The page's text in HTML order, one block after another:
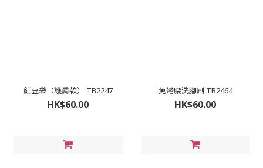
紅豆袋（護肩款） TB2247
HK$60.00
免彎腰洗腳刷 TB2464
HK$60.00